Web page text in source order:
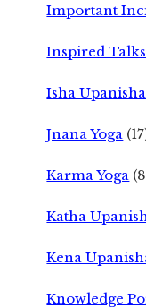
Important
Inspired Talks
Isha
Jnana Yoga
Karma Yoga
Katha
Kena
Knowledge